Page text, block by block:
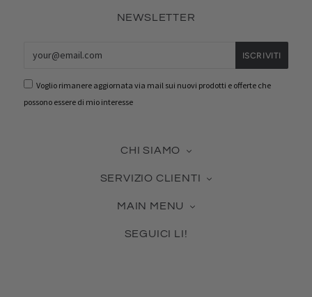
NEWSLETTER
Voglio rimanere aggiornata via mail sui nuovi prodotti e offerte che
possono essere di mio interesse
CHI SIAMO
La nostra azienda
Certificato Made in Italy
Blog
SERVIZIO CLIENTI
Guida alle Misure
Come usare la tua Gift Card
MAIN MENU
Novità & Best Seller
SEGUICI LI!